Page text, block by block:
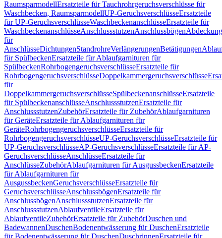
RaumsparmodellErsatzteile für Tauchrohrgeruchsverschlüsse für
Waschbecken, RaumsparmodellUP-GeruchsverschlüsseErsatzteile
für UP-GeruchsverschlüsseWaschbeckenanschlüsseErsatzteile für
WaschbeckenanschlüsseAnschlussstutzenAnschlussbögen
für
AnschlüsseDichtungenStandrohreVerlängerungenBetätigungen
für SpülbeckenErsatzteile für Ablaufgarnituren für
SpülbeckenRohrbogengeruchsverschlüsseErsatzteile für
RohrbogengeruchsverschlüsseDoppelkammergeruchsverschlüsse
für
DoppelkammergeruchsverschlüsseSpülbeckenanschlüsseErsatzteile
für SpülbeckenanschlüsseAnschlussstutzenErsatzteile für
AnschlussstutzenZubehörErsatzteile für ZubehörAblaufgarnituren
für GeräteErsatzteile für Ablaufgarnituren für
GeräteRohrbogengeruchsverschlüsseErsatzteile für
RohrbogengeruchsverschlüsseUP-GeruchsverschlüsseErsatzteile für
UP-GeruchsverschlüsseAP-GeruchsverschlüsseErsatzteile für AP-
GeruchsverschlüsseAnschlüsseErsatzteile für
AnschlüsseZubehörAblaufgarnituren für AusgussbeckenErsatzteile
für Ablaufgarnituren für
AusgussbeckenGeruchsverschlüsseErsatzteile für
GeruchsverschlüsseAnschlussbögenErsatzteile für
AnschlussbögenAnschlussstutzenErsatzteile für
AnschlussstutzenAblaufventileErsatzteile für
AblaufventileZubehörErsatzteile für ZubehörDuschen und
BadewannenDuschenBodenentwässerung für DuschenErsatzteile
für Bodenentwässerung für DuschenDuschrinnenErsatzteile für